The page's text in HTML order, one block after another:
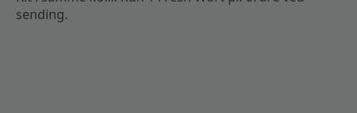
sending.